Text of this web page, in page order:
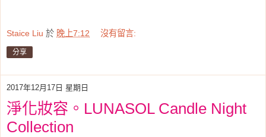
Staice Liu 於 晚上7:12 沒有留言:
分享
2017年12月17日 星期日
淨化妝容。LUNASOL Candle Night
Collection